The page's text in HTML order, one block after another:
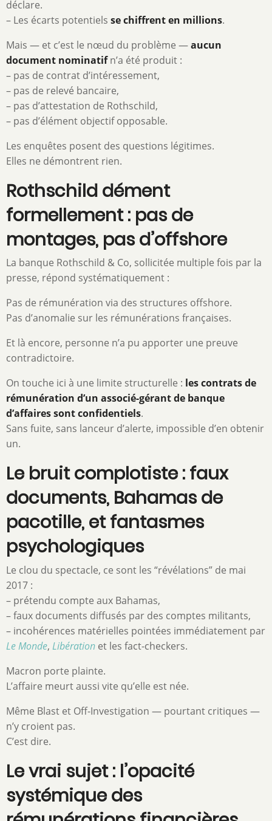
déclare.
– Les écarts potentiels se chiffrent en millions.
Mais — et c’est le nœud du problème —aucun
document nominatifn’a été produit :
– pas de contrat d’intéressement,
– pas de relevé bancaire,
– pas d’attestation de Rothschild,
– pas d’élément objectif opposable.
Les enquêtes posent des questions légitimes.
Elles ne démontrent rien.
Rothschild dément
formellement : pas de
montages, pas d’offshore
La banque Rothschild & Co, sollicitée multiple fois par la
presse, répond systématiquement :
Pas de rémunération via des structures offshore.
Pas d’anomalie sur les rémunérations françaises.
Et là encore, personne n’a pu apporter une preuve
contradictoire.
On touche ici à une limite structurelle : les contrats de
rémunération d’un associé-gérant de banque
d’affaires sont confidentiels.
Sans fuite, sans lanceur d’alerte, impossible d’en obtenir
un.
Le bruit complotiste : faux
documents, Bahamas de
pacotille, et fantasmes
psychologiques
Le clou du spectacle, ce sont les “révélations” de mai
2017 :
– prétendu compte aux Bahamas,
– faux documents diffusés par des comptes militants,
– incohérences matérielles pointées immédiatement par
Le Monde, Libération et les fact-checkers.
Macron porte plainte.
L’affaire meurt aussi vite qu’elle est née.
Même Blast et Off-Investigation — pourtant critiques —
n’y croient pas.
C’est dire.
Le vrai sujet : l’opacité
systémique des